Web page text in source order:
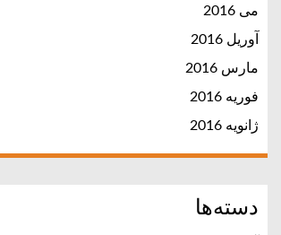
می 2016
آوریل 2016
مارس 2016
فوریه 2016
ژانویه 2016
دسته‌ها